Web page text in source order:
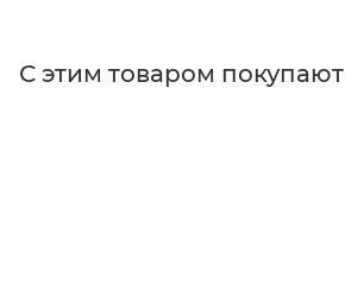
С этим товаром покупают